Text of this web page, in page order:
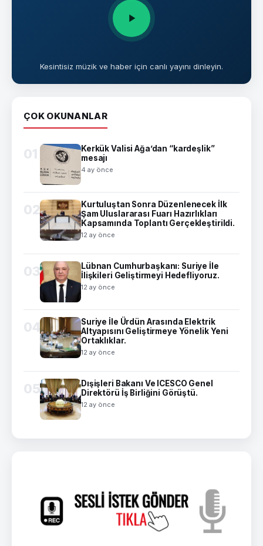
Kesintisiz müzik ve haber için canlı yayını dinleyin.
ÇOK OKUNANLAR
01
Kerkük Valisi Ağa’dan “kardeşlik”
mesajı
4 ay önce
02
Kurtuluştan Sonra Düzenlenecek İlk
Şam Uluslararası Fuarı Hazırlıkları
Kapsamında Toplantı Gerçekleştirildi.
12 ay önce
03
Lübnan Cumhurbaşkanı: Suriye İle
İlişkileri Geliştirmeyi Hedefliyoruz.
12 ay önce
04
Suriye İle Ürdün Arasında Elektrik
Altyapısını Geliştirmeye Yönelik Yeni
Ortaklıklar.
12 ay önce
05
Dışişleri Bakanı Ve ICESCO Genel
Direktörü İş Birliğini Görüştü.
12 ay önce